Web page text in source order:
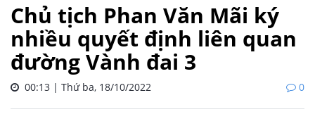
Chủ tịch Phan Văn Mãi ký
nhiều quyết định liên quan
đường Vành đai 3
00:13 | Thứ ba, 18/10/2022 0